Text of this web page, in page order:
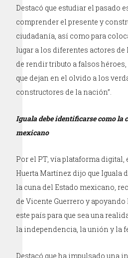
Destacó que estudiar el pasado
comprender el presente y
ciudadanía, así como para
lugar a los diferentes actores
de rendir tributo a falsos
que dejan en el olvido a los
constructores de la nación”.
Iguala debe identificarse como la
mexicano
Por el PT, vía plataforma digital,
Huerta Martínez dijo que Iguala
la cuna del Estado mexicano,
de Vicente Guerrero y
este país para que sea una
la independencia, la unión y la
Destacó que ha impulsado una